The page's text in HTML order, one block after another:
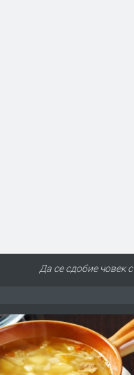
Да се сдобие човек